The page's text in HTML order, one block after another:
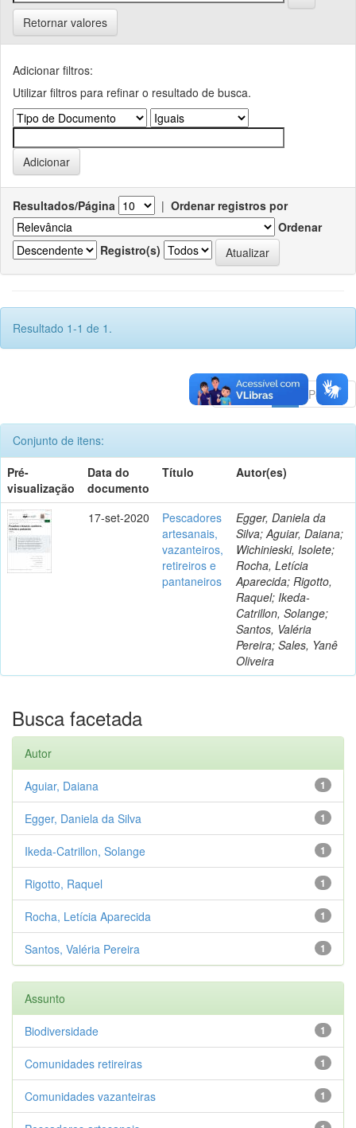
Retornar valores
Adicionar filtros:
Utilizar filtros para refinar o resultado de busca.
Resultados/Página | Ordenar registros por
Ordenar
Registro(s)
Resultado 1-1 de 1.
Anterior Póximo
Conjunto de itens:
Pré-
visualização
Data do
documento
Título Autor(es)
17-set-2020
Pescadores
artesanais,
vazanteiros,
retireiros e
pantaneiros
Egger, Daniela da
Silva; Aguiar, Daiana;
Wichinieski, Isolete;
Rocha, Letícia
Aparecida; Rigotto,
Raquel; Ikeda-
Catrillon, Solange;
Santos, Valéria
Pereira; Sales, Yanê
Oliveira
Busca facetada
Autor
1
Aguiar, Daiana
1
Egger, Daniela da Silva
1
Ikeda-Catrillon, Solange
1
Rigotto, Raquel
1
Rocha, Letícia Aparecida
1
Santos, Valéria Pereira
Assunto
1
Biodiversidade
1
Comunidades retireiras
1
Comunidades vazanteiras